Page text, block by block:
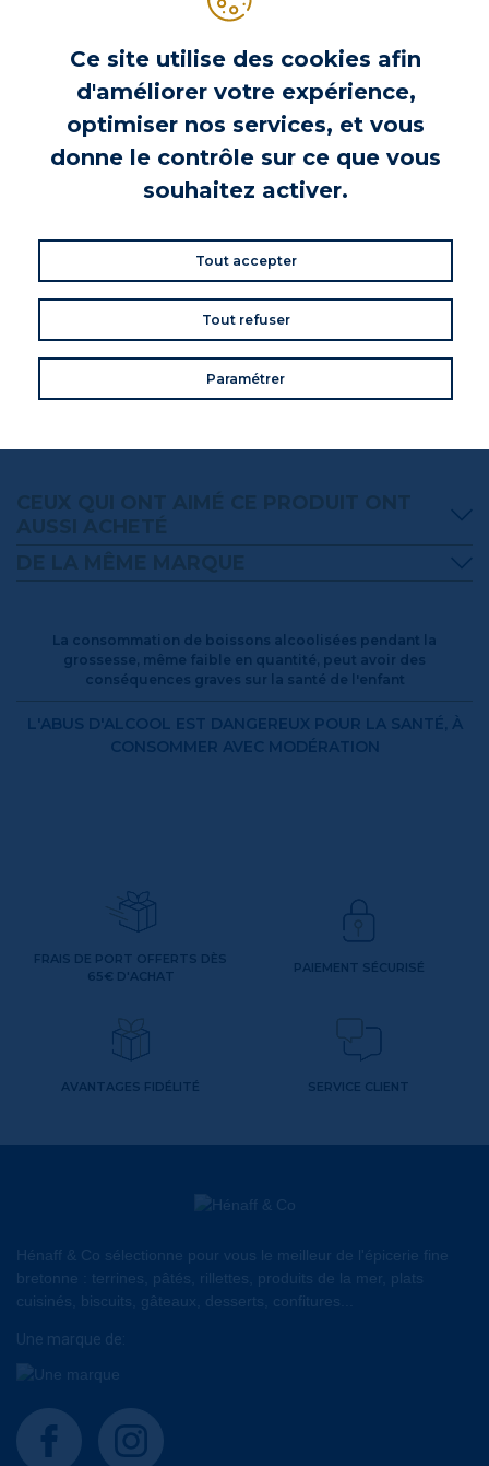
Ce site utilise des cookies afin
d'améliorer votre expérience,
optimiser nos services, et vous
donne le contrôle sur ce que vous
souhaitez activer.
Tout accepter
Tout refuser
Paramétrer
INGRÉDIENTS
INFORMATIONS PRODUIT
VOS AVIS
CEUX QUI ONT AIMÉ CE PRODUIT ONT
AUSSI ACHETÉ
DE LA MÊME MARQUE
La consommation de boissons alcoolisées pendant la
grossesse, même faible en quantité, peut avoir des
conséquences graves sur la santé de l'enfant
L'ABUS D'ALCOOL EST DANGEREUX POUR LA SANTÉ, À
CONSOMMER AVEC MODÉRATION
FRAIS DE PORT OFFERTS DÈS
65€ D'ACHAT
PAIEMENT SÉCURISÉ
AVANTAGES FIDÉLITÉ SERVICE CLIENT
Hénaff & Co sélectionne pour vous le meilleur de l'épicerie fine
bretonne : terrines, pâtés, rillettes, produits de la mer, plats
cuisinés, biscuits, gâteaux, desserts, confitures...
Une marque de:
facebook instagram